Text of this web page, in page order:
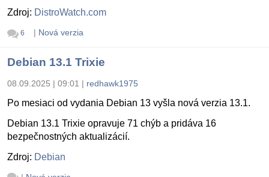
Zdroj: DistroWatch.com
6 | Nová verzia
Debian 13.1 Trixie
08.09.2025 | 09:01 | redhawk1975
Po mesiaci od vydania Debian 13 vyšla nová verzia 13.1.
Debian 13.1 Trixie opravuje 71 chýb a pridáva 16
bezpečnostných aktualizácií.
Zdroj: Debian